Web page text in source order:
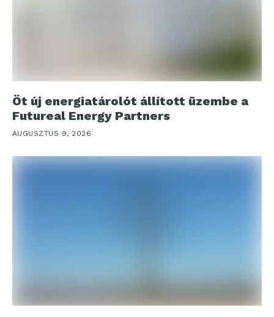
Öt új energiatárolót állított üzembe a
Futureal Energy Partners
AUGUSZTUS 9, 2026